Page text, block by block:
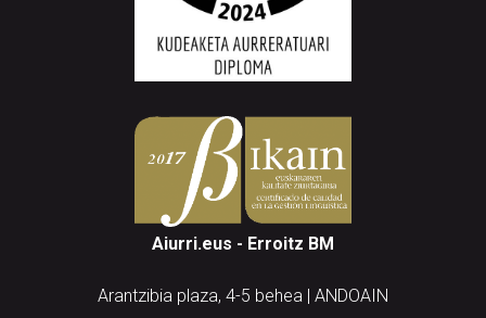
Aiurri.eus - Erroitz BM
Arantzibia plaza, 4-5 behea | ANDOAIN